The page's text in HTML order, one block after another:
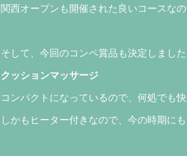
関西オープンも開催された良いコースな
そして、今回のコンペ賞品も決定しました
クッションマッサージ
コンパクトになっているので、何処でも
しかもヒーター付きなので、今の時期に